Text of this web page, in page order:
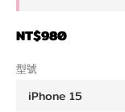
NT$980
型號